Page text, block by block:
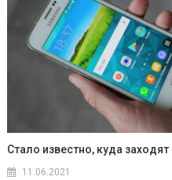
Стало известно, куда
11.06.2021